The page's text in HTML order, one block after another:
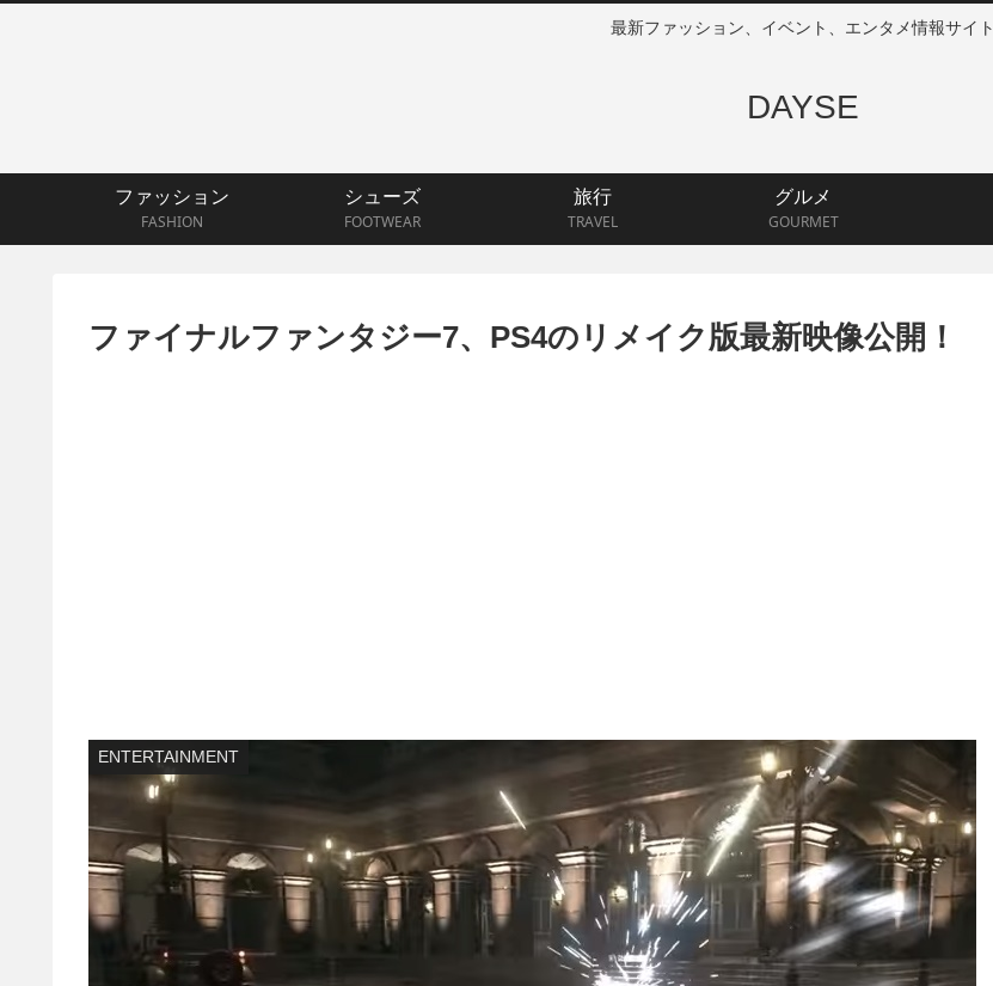
最新ファッション、イベント、エンタメ情報サイト
DAYSE
ファッション
FASHION
シューズ
FOOTWEAR
旅行
TRAVEL
グルメ
GOURMET
ファイナルファンタジー7、PS4のリメイク版最新映像公開！
ENTERTAINMENT